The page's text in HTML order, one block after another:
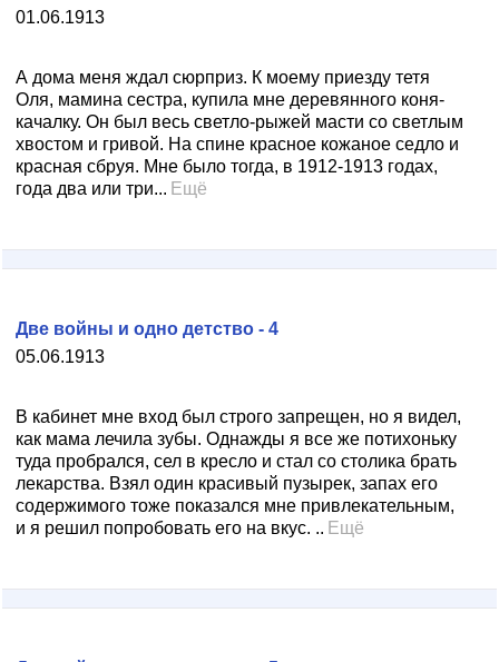
01.06.1913
А дома меня ждал сюрприз. К моему приезду тетя
Оля, мамина сестра, купила мне деревянного коня-
качалку. Он был весь светло-рыжей масти сo светлым
хвостом и гривой. На спине красное кожаное седло и
красная сбруя. Мне было тогда, в 1912-1913 годах,
года два или три... Ещё
05.06.1913
Две войны и одно детство - 4
В кабинет мне вход был строго запрещен, но я видел,
как мама лечила зубы. Однажды я все же потихоньку
туда пробрался, сел в кресло и стал со столика брать
лекарства. Взял один красивый пузырек, запах его
содержимого тоже показался мне привлекательным,
и я решил попробовать его на вкус. .. Ещё